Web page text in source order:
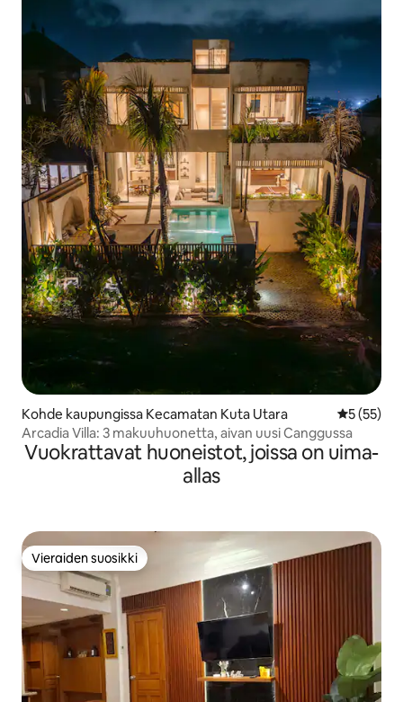
Kohde kaupungissa Kecamatan Kuta Utara
5 (55)
Arcadia Villa: 3 makuuhuonetta, aivan uusi Canggussa
Vuokrattavat huoneistot, joissa on uima-
allas
Vieraiden suosikki
Vieraiden suosikki